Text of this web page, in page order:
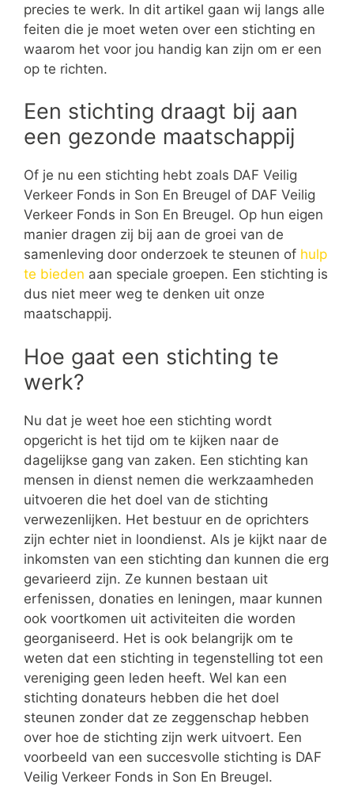
precies te werk. In dit artikel gaan wij langs alle
feiten die je moet weten over een stichting en
waarom het voor jou handig kan zijn om er een
op te richten.
Een stichting draagt bij aan
een gezonde maatschappij
Of je nu een stichting hebt zoals DAF Veilig
Verkeer Fonds in Son En Breugel of DAF Veilig
Verkeer Fonds in Son En Breugel. Op hun eigen
manier dragen zij bij aan de groei van de
samenleving door onderzoek te steunen of hulp
te bieden aan speciale groepen. Een stichting is
dus niet meer weg te denken uit onze
maatschappij.
Hoe gaat een stichting te
werk?
Nu dat je weet hoe een stichting wordt
opgericht is het tijd om te kijken naar de
dagelijkse gang van zaken. Een stichting kan
mensen in dienst nemen die werkzaamheden
uitvoeren die het doel van de stichting
verwezenlijken. Het bestuur en de oprichters
zijn echter niet in loondienst. Als je kijkt naar de
inkomsten van een stichting dan kunnen die erg
gevarieerd zijn. Ze kunnen bestaan uit
erfenissen, donaties en leningen, maar kunnen
ook voortkomen uit activiteiten die worden
georganiseerd. Het is ook belangrijk om te
weten dat een stichting in tegenstelling tot een
vereniging geen leden heeft. Wel kan een
stichting donateurs hebben die het doel
steunen zonder dat ze zeggenschap hebben
over hoe de stichting zijn werk uitvoert. Een
voorbeeld van een succesvolle stichting is DAF
Veilig Verkeer Fonds in Son En Breugel.